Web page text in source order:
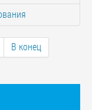
В конец